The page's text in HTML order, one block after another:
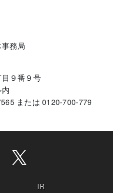
務局
９番９号
または 0120-700-779
IR